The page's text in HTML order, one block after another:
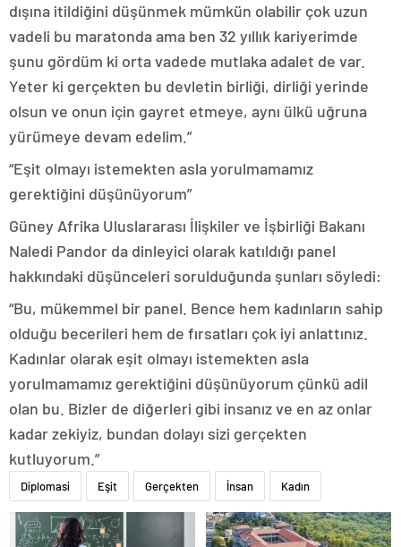
dışına itildiğini düşünmek mümkün olabilir çok uzun
vadeli bu maratonda ama ben 32 yıllık kariyerimde
şunu gördüm ki orta vadede mutlaka adalet de var.
Yeter ki gerçekten bu devletin birliği, dirliği yerinde
olsun ve onun için gayret etmeye, aynı ülkü uğruna
yürümeye devam edelim.”
“Eşit olmayı istemekten asla yorulmamamız
gerektiğini düşünüyorum”
Güney Afrika Uluslararası İlişkiler ve İşbirliği Bakanı
Naledi Pandor da dinleyici olarak katıldığı panel
hakkındaki düşünceleri sorulduğunda şunları söyledi:
“Bu, mükemmel bir panel. Bence hem kadınların sahip
olduğu becerileri hem de fırsatları çok iyi anlattınız.
Kadınlar olarak eşit olmayı istemekten asla
yorulmamamız gerektiğini düşünüyorum çünkü adil
olan bu. Bizler de diğerleri gibi insanız ve en az onlar
kadar zekiyiz, bundan dolayı sizi gerçekten
kutluyorum.”
Diplomasi Eşit Gerçekten İnsan Kadın